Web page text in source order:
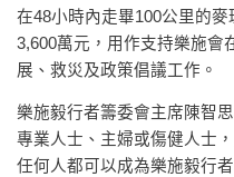
在48小時內走畢100公里的
3,600萬元，用作支持樂施會
展、救災及政策倡議工作。
樂施毅行者籌委會主席陳智
專業人士、主婦或傷健人士
任何人都可以成為樂施毅行